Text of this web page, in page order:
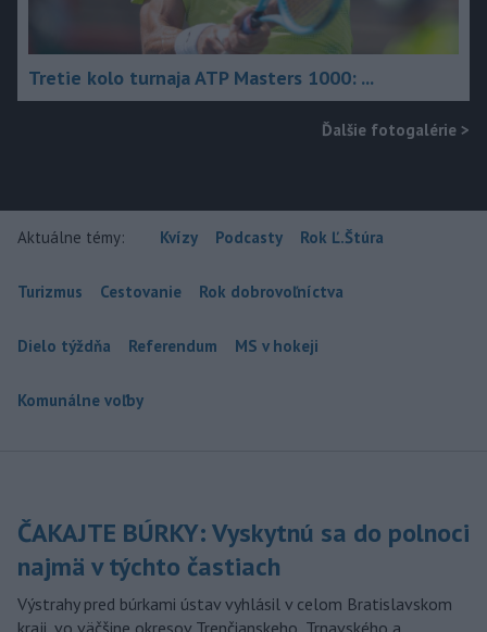
Tretie kolo turnaja ATP Masters 1000: ...
Ďalšie fotogalérie >
Aktuálne témy: Kvízy Podcasty Rok Ľ.Štúra
Turizmus Cestovanie Rok dobrovoľníctva
Dielo týždňa Referendum MS v hokeji
Komunálne voľby
ČAKAJTE BÚRKY: Vyskytnú sa do polnoci
najmä v týchto častiach
Výstrahy pred búrkami ústav vyhlásil v celom Bratislavskom